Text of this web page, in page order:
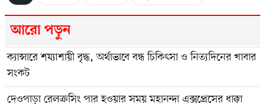
আরো পড়ুন
ক্যান্সারে শয্যাশায়ী বৃদ্ধ, অর্থাভাবে বন্ধ চিকিৎসা ও নিত্যদিনের খাবার
সংকট
দেওপাড়া রেলক্রসিং পার হওয়ার সময় মহানন্দা এক্সপ্রেসের ধাক্কা